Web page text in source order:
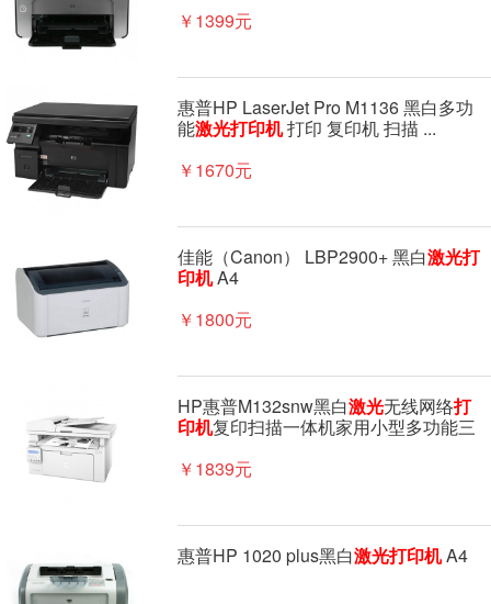
￥1399元
惠普HP LaserJet Pro M1136 黑白多功
能激光打印机打印 复印机 扫描 ...
￥1670元
佳能（Canon） LBP2900+ 黑白激光打
印机A4
￥1800元
HP惠普M132snw黑白激光无线网络打
印机复印扫描一体机家用小型多功能三
￥1839元
惠普HP 1020 plus黑白激光打印机A4